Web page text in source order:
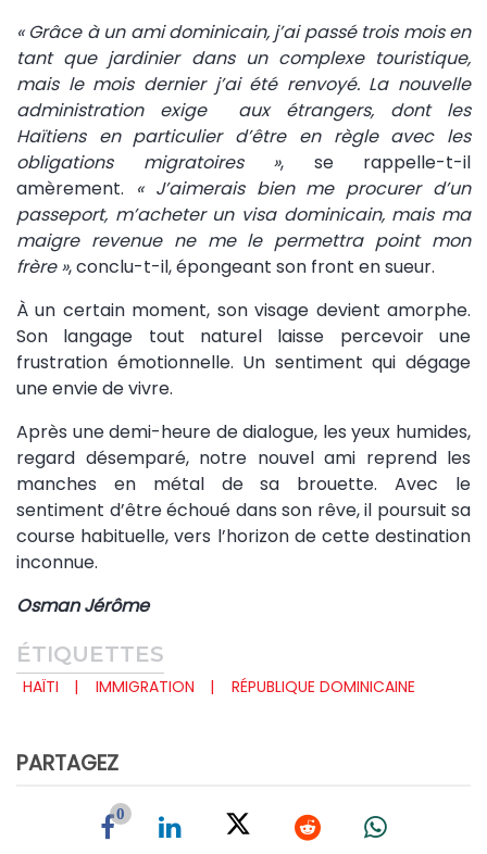
« Grâce à un ami dominicain, j’ai passé trois mois en
tant que jardinier dans un complexe touristique,
mais le mois dernier j’ai été renvoyé. La nouvelle
administration exige aux étrangers, dont les
Haïtiens en particulier d’être en règle avec les
obligations migratoires », se rappelle-t-il
amèrement. « J’aimerais bien me procurer d’un
passeport, m’acheter un visa dominicain, mais ma
maigre revenue ne me le permettra point mon
frère », conclu-t-il, épongeant son front en sueur.
À un certain moment, son visage devient amorphe.
Son langage tout naturel laisse percevoir une
frustration émotionnelle. Un sentiment qui dégage
une envie de vivre.
Après une demi-heure de dialogue, les yeux humides,
regard désemparé, notre nouvel ami reprend les
manches en métal de sa brouette. Avec le
sentiment d’être échoué dans son rêve, il poursuit sa
course habituelle, vers l’horizon de cette destination
inconnue.
Osman Jérôme
ÉTIQUETTES
HAÏTI IMMIGRATION RÉPUBLIQUE DOMINICAINE
PARTAGEZ
0